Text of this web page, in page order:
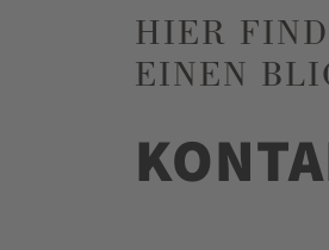
HIER
EINEN